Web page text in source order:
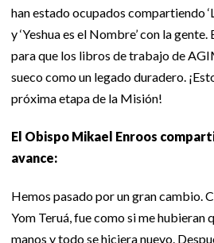
han estado ocupados compartiendo
y ‘Yeshua es el Nombre’ con la
para que los libros de trabajo de
sueco como un legado duradero.
próxima etapa de la Misión!
El Obispo Mikael Enroos
avance:
Hemos pasado por un gran cambio.
Yom Teruá, fue como si me hubieran
manos y todo se hiciera nuevo.